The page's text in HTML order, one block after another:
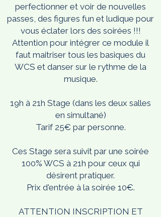
perfectionner et voir de nouvelles
passes, des figures fun et ludique pour
vous éclater lors des soirées !!!
Attention pour intégrer ce module il
faut maitriser tous les basiques du
WCS et danser sur le rythme de la
musique.
19h à 21h Stage (dans les deux salles
en simultané)
Tarif 25€ par personne.
Ces Stage sera suivit par une soirée
100% WCS à 21h pour ceux qui
désirent pratiquer.
Prix d'entrée à la soirée 10€.
​ATTENTION INSCRIPTION ET